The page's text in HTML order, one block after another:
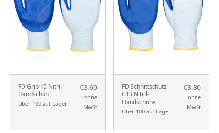
FD Grip 15 Nitril-
Handschuh
Über 100 auf Lager
€3.60
ohne
MwSt
FD Schnittschutz
C13 Nitril-
Handschuhe
Über 100 auf Lager
€8.80
ohne
MwSt